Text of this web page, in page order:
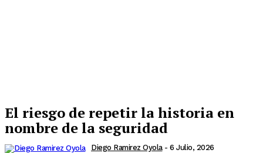
El riesgo de repetir la historia en
nombre de la seguridad
Diego Ramirez Oyola - 6 Julio, 2026